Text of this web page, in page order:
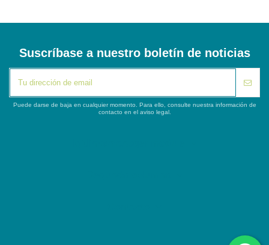
Suscríbase a nuestro boletín de noticias
Puede darse de baja en cualquier momento. Para ello, consulte nuestra información de
contacto en el aviso legal.